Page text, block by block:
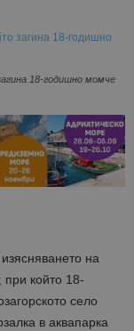
18-годишно момче
на
при който 18-
село
в аквапарка